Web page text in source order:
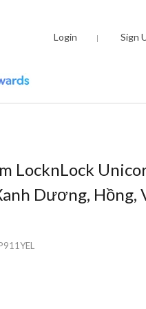
Login Sign
LocknLock
Dương, Hồng,